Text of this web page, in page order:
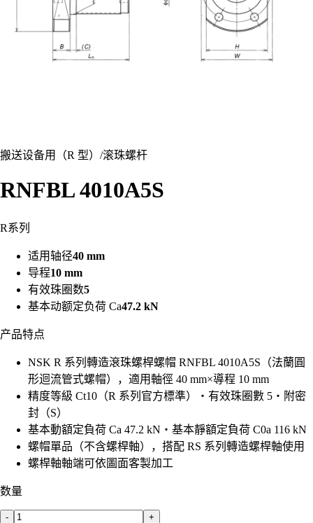
搬送设备用（R 型） /滚珠螺杆
RNFBL 4010A5S
R系列
适用轴径40 mm
导程10 mm
有效珠圈数5
基本动额定负荷 Ca47.2 kN
产品特点
NSK R 系列轉造滾珠螺桿螺帽 RNFBL 4010A5S（法蘭圓
形迴流管式螺帽），適用軸徑 40 mm×導程 10 mm
精度等級 Ct10（R 系列官方標準）・有效珠圈數 5・附密
封（S）
基本動額定負荷 Ca 47.2 kN・基本靜額定負荷 C0a 116 kN
螺帽單品（不含螺桿軸），搭配 RS 系列轉造螺桿軸使用
螺桿軸軸端可依圖面客製加工
数量
-
+